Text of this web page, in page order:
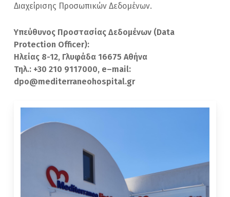
Διαχείρισης Προσωπικών Δεδομένων.
Υπεύθυνος Προστασίας Δεδομένων (Data
Protection Officer):
Ηλείας 8-12, Γλυφάδα 16675 Αθήνα
Τηλ.: +30 210 9117000, e–mail:
dpo@mediterraneohospital.gr